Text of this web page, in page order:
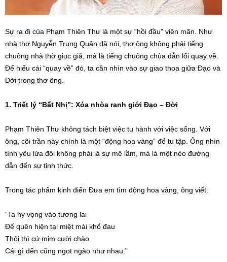
Sự ra đi của Phạm Thiên Thư là một sự “hồi đầu” viên mãn. Như
nhà thơ Nguyễn Trung Quân đã nói, thơ ông không phải tiếng
chuông nhà thờ giục giã, mà là tiếng chuông chùa dẫn lối quay về.
Để hiểu cái “quay về” đó, ta cần nhìn vào sự giao thoa giữa Đạo và
Đời trong thơ ông.
1. Triết lý “Bất Nhị”: Xóa nhòa ranh giới Đạo – Đời
Phạm Thiên Thư không tách biệt việc tu hành với việc sống. Với
ông, cõi trần này chính là một “động hoa vàng” để tu tập. Ông nhìn
tình yêu lứa đôi không phải là sự mê lầm, mà là một nẻo đường
dẫn đến sự tỉnh thức.
Trong tác phẩm kinh điển Đưa em tìm động hoa vàng, ông viết:
“Ta hy vọng vào tương lai
Để quên hiện tại miệt mài khổ đau
Thôi thì cứ mỉm cười chào
Cái gì đến cũng ngọt ngào như nhau.”